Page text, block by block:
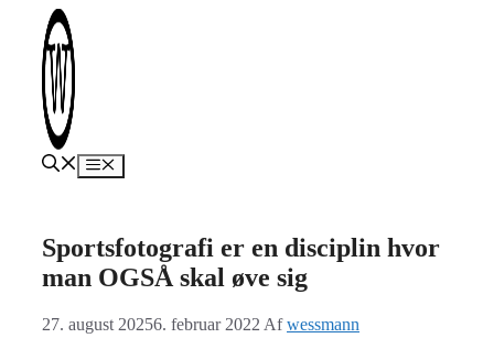
indhold
Menu
Sportsfotografi er en disciplin hvor
man OGSÅ skal øve sig
27. august 20256. februar 2022 Afwessmann